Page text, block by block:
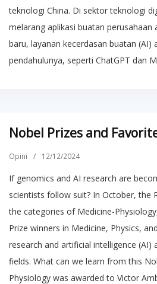
teknologi China. Di sektor teknologi
melarang aplikasi buatan perusahaan
baru, layanan kecerdasan buatan (AI)
pendahulunya, seperti ChatGPT dan
Nobel Prizes and
Opini / 12/12/2024
If genomics and AI research are
scientists follow suit? In October, the
the categories of Medicine-
Prize winners in Medicine, Physics,
research and artificial intelligence
fields. What can we learn from this
Physiology was awarded to Victor